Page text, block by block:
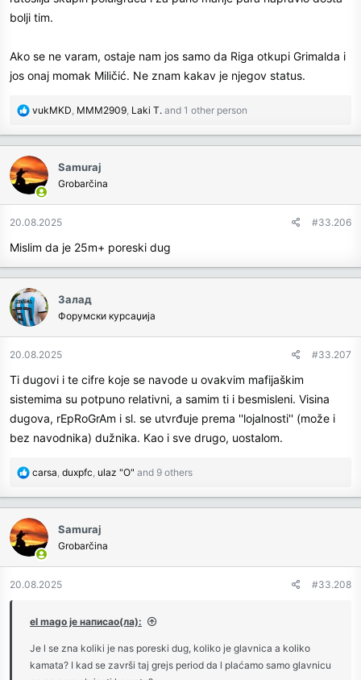
bolji tim.
Ako se ne varam, ostaje nam jos samo da Riga otkupi Grimalda i
jos onaj momak Miličić. Ne znam kakav je njegov status.
R
c
t
i
o
n
:
vukMKD, MMM2909, Laki T. and 1 other person
Samuraj
Grobarčina
20.08.2025 #33.206
Mislim da je 25m+ poreski dug
Залад
Форумски курсаџија
20.08.2025 #33.207
Ti dugovi i te cifre koje se navode u ovakvim mafijaškim
sistemima su potpuno relativni, a samim ti i besmisleni. Visina
dugova, rEpRoGrAm i sl. se utvrđuje prema ''lojalnosti'' (može i
bez navodnika) dužnika. Kao i sve drugo, uostalom.
R
c
t
i
o
n
carsa, duxpfc, ulaz "O" and 9 others
Samuraj
Grobarčina
20.08.2025 #33.208
el mago је написао(ла):
Je l se zna koliki je nas poreski dug, koliko je glavnica a koliko
kamata? I kad se završi taj grejs period da l plaćamo samo glavnicu